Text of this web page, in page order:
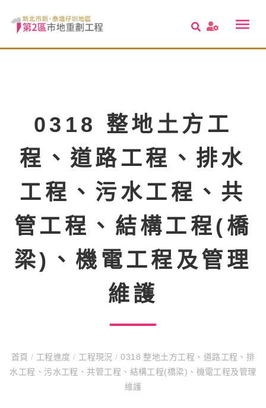
0318 整地土方工
程、道路工程、排水
工程、污水工程、共
管工程、結構工程(橋
梁)、機電工程及管理
維護
首頁/ 工程進度/ 工程現況/ 0318 整地土方工程、道路工程、排
水工程、污水工程、共管工程、結構工程(橋梁)、機電工程及管理
維護